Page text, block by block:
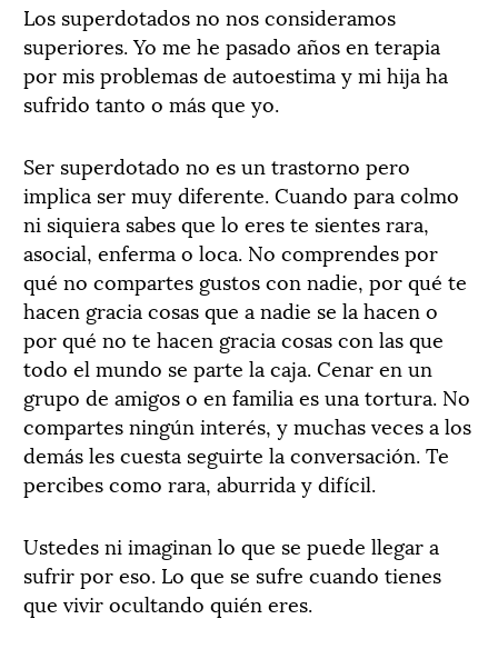
Los superdotados no nos consideramos
superiores. Yo me he pasado años en terapia
por mis problemas de autoestima y mi hija ha
sufrido tanto o más que yo.
Ser superdotado no es un trastorno pero
implica ser muy diferente. Cuando para colmo
ni siquiera sabes que lo eres te sientes rara,
asocial, enferma o loca. No comprendes por
qué no compartes gustos con nadie, por qué te
hacen gracia cosas que a nadie se la hacen o
por qué no te hacen gracia cosas con las que
todo el mundo se parte la caja. Cenar en un
grupo de amigos o en familia es una tortura. No
compartes ningún interés, y muchas veces a los
demás les cuesta seguirte la conversación. Te
percibes como rara, aburrida y difícil.
Ustedes ni imaginan lo que se puede llegar a
sufrir por eso. Lo que se sufre cuando tienes
que vivir ocultando quién eres.